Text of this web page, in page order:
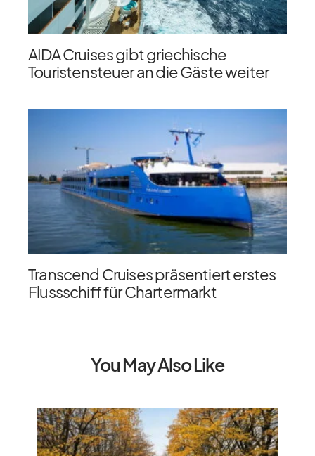
AIDA Cruises gibt griechische
Touristensteuer an die Gäste weiter
Transcend Cruises präsentiert erstes
Flussschiff für Chartermarkt
You May Also Like